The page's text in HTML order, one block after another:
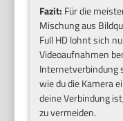
Fazit: Für die
Mischung aus
Full HD lohnt sich
Videoaufnahmen
Internetverbindung
wie du die Kamera
deine Verbindung
zu vermeiden.